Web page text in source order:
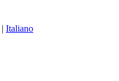
| Italiano